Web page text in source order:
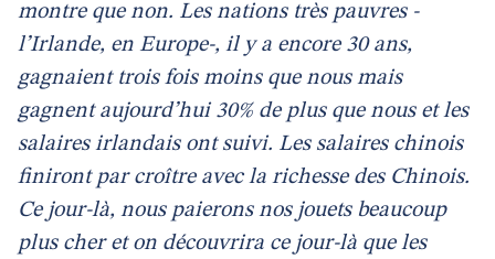
montre que non. Les nations très pauvres -
l’Irlande, en Europe-, il y a encore 30 ans,
gagnaient trois fois moins que nous mais
gagnent aujourd’hui 30% de plus que nous et les
salaires irlandais ont suivi. Les salaires chinois
finiront par croître avec la richesse des Chinois.
Ce jour-là, nous paierons nos jouets beaucoup
plus cher et on découvrira ce jour-là que les